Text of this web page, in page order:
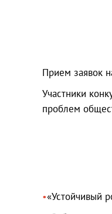
Прием заявок
Участники
проблем
«Устойчивый